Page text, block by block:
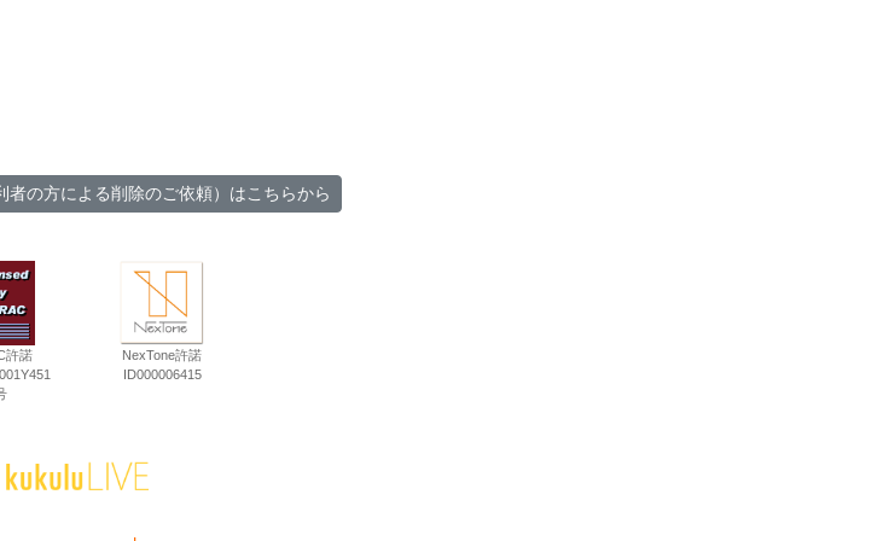
者の方による削除のご依頼）はこちらから
許諾
NexTone許諾
ID000006415